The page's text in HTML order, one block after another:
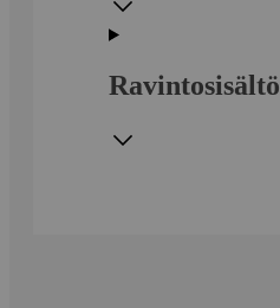
Ravintosisältö